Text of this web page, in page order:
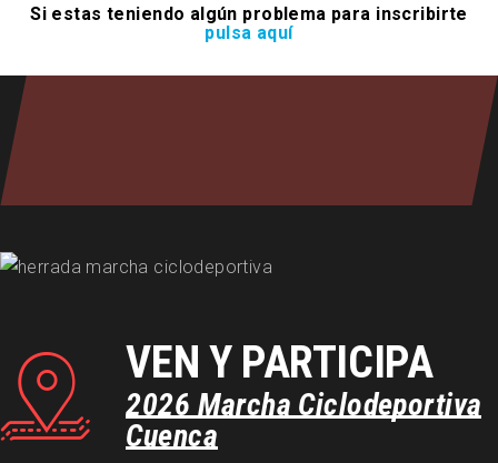
Si estas teniendo algún problema para inscribirte
pulsa aquí
VEN Y PARTICIPA
2026 Marcha Ciclodeportiva
Cuenca